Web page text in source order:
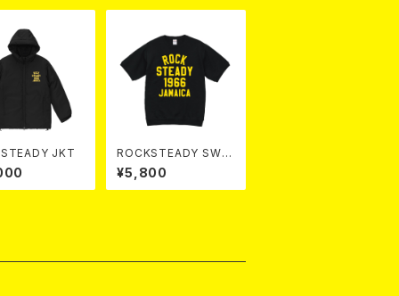
ROCKSTEADY JKT
ROCKSTEADY SWT
TEE
¥5,800